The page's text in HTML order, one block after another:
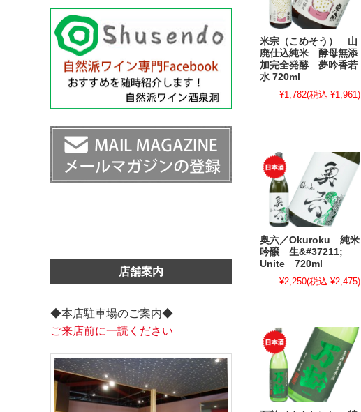
米宗（こめそう） 山
廃仕込純米 酵母無添
加完全発酵 夢吟香若
水 720ml
¥1,782(税込 ¥1,961)
奥六／Okuroku 純米
吟醸 生&#37211;
Unite 720ml
¥2,250(税込 ¥2,475)
店舗案内
◆本店駐車場のご案内◆
ご来店前に一読ください